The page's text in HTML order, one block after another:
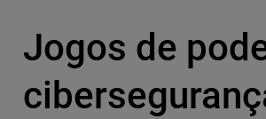
Jogos de